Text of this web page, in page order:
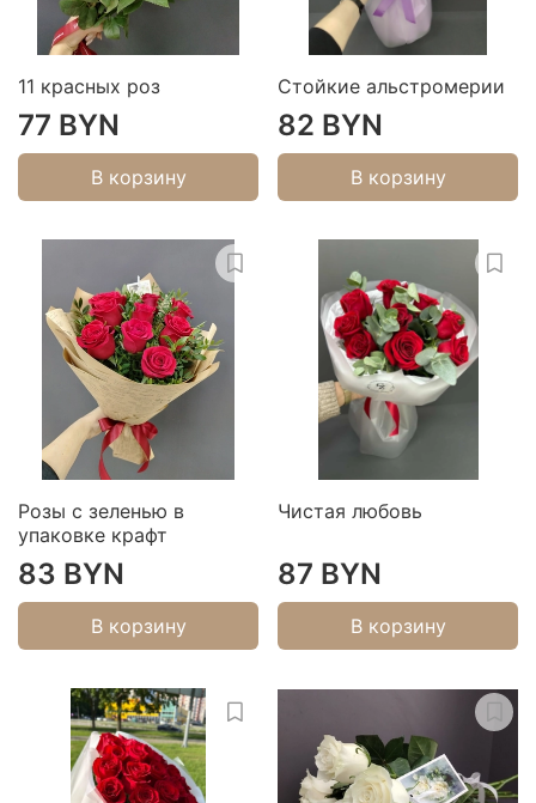
11 красных роз
77 BYN
В корзину
Стойкие альстромерии
82 BYN
В корзину
Розы с зеленью в
упаковке крафт
83 BYN
В корзину
Чистая любовь
87 BYN
В корзину